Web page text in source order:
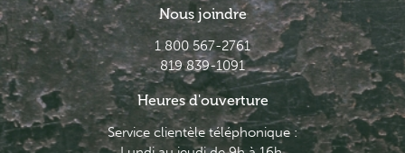
Nous joindre
1 800 567-2761
819 839-1091
Heures d'ouverture
Service clientèle téléphonique :